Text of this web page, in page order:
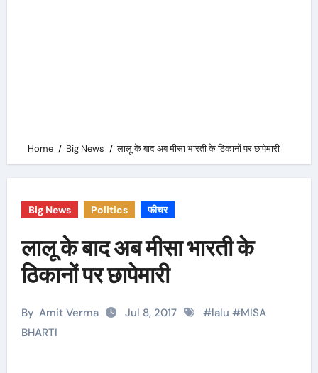
Home Big News लालू के बाद अब मीसा भारती के ठिकानों पर छापेमारी
Big News Politics फीचर
लालू के बाद अब मीसा भारती के
ठिकानों पर छापेमारी
By Amit Verma Jul 8, 2017 #lalu #MISA
BHARTI